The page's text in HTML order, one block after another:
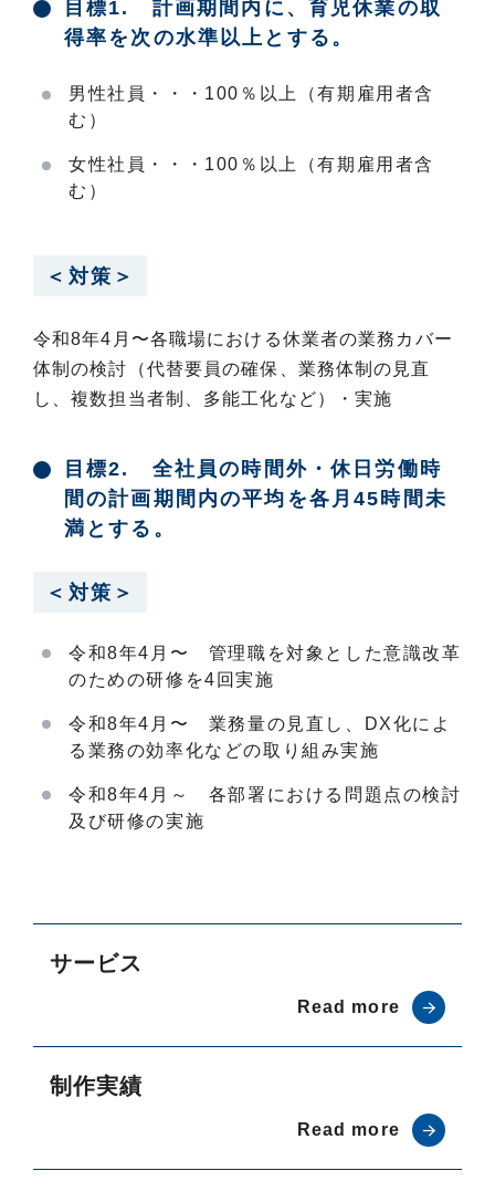
目標1. 計画期間内に、育児休業の取
得率を次の水準以上とする。
男性社員・・・100％以上（有期雇用者含
む）
女性社員・・・100％以上（有期雇用者含
む）
＜対策＞
令和8年4月〜各職場における休業者の業務カバー
体制の検討（代替要員の確保、業務体制の見直
し、複数担当者制、多能工化など）・実施
目標2. 全社員の時間外・休日労働時
間の計画期間内の平均を各月45時間未
満とする。
＜対策＞
令和8年4月〜 管理職を対象とした意識改革
のための研修を4回実施
令和8年4月〜 業務量の見直し、DX化によ
る業務の効率化などの取り組み実施
令和8年4月～ 各部署における問題点の検討
及び研修の実施
サービス
Read more
制作実績
Read more